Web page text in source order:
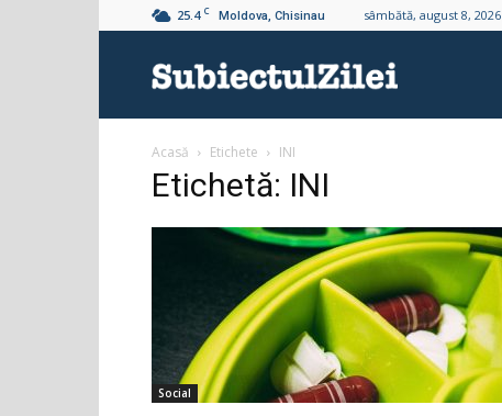
25.4 C Moldova, Chisinau sâmbătă, august 8, 2026
Acasă Etichete INI
Etichetă: INI
Social